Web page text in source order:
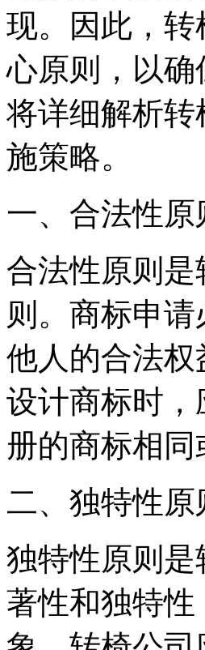
现。因此，
心原则，以
将详细解析
施策略。
一、合法性原
合法性原则
则。商标申
他人的合法
设计商标时
册的商标相
二、独特性原
独特性原则
著性和独特